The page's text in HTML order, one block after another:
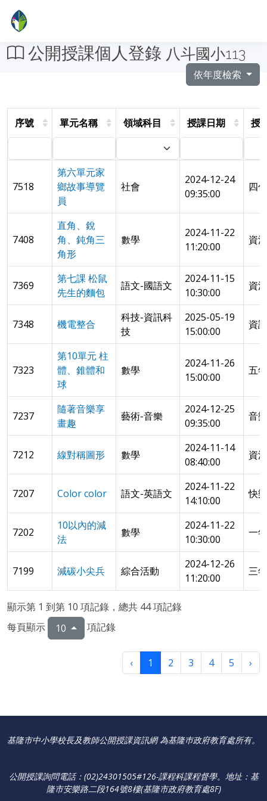
公開授課個人登錄 八斗國小113
依年度檢索
序號 單元名稱 領域科目 授課日期 授
7518
第六單元家
鄉故事導覽
員
社會
2024-12-24
09:35:00
四
7408
直角、銳
角、鈍角三
角形
數學
2024-11-22
11:20:00
資
7369
第七課 松鼠
先生的麵包
語文-國語文
2024-11-15
10:30:00
資
7348 機電整合
科技-資訊科
技
2025-05-19
15:00:00
資
7323
第10單元 柱
體、錐體和
球
數學
2024-11-26
15:00:00
五
7237
隨著音樂享
畫趣
藝術-音樂
2024-12-25
09:35:00
音
7212 線對稱圖形 數學
2024-11-14
08:40:00
資
7207 Color color 語文-英語文
2024-11-22
14:10:00
快
7202
10以內的減
法
數學
2024-11-22
10:30:00
一
7199 減碳小尖兵 綜合活動
2024-12-26
11:20:00
三
顯示第 1 到第 10 項記錄，總共 44 項記錄
每頁顯示
10 項記錄
‹ 1 2 3 4 5 ›
基隆市中小學校長及教師公開授課資訊網 為基隆巿政府教育處所有。
公開授課詢問電話：(02)24301505#126-課程科課程督學。 地址：基
隆市安樂路二段164號8樓(基隆市政府教育處8F)